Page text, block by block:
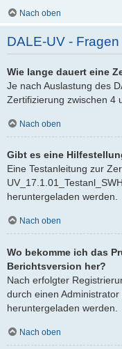
Nach oben
DALE-UV -
Wie lange dauert eine
Je nach Auslastung des
Zertifizierung zwischen 4
Nach oben
Gibt es eine
Eine Testanleitung zur
heruntergeladen werden.
Nach oben
Wo bekomme ich das
Berichtsversion her?
Nach erfolgter
durch einen
heruntergeladen werden.
Nach oben